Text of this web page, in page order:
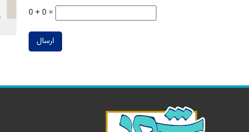
0 + 0 =
ارسال